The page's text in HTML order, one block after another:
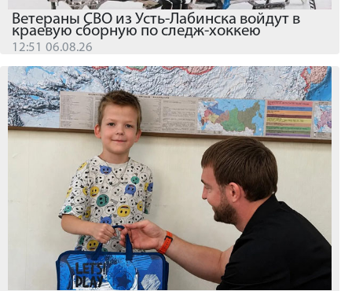
Ветераны СВО из Усть-Лабинска войдут в
краевую сборную по следж-хоккею
12:51 06.08.26